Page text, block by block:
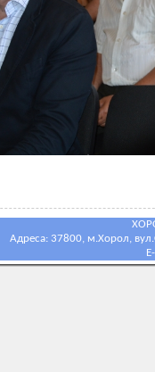
Адреса: 37800, м.Хорол,